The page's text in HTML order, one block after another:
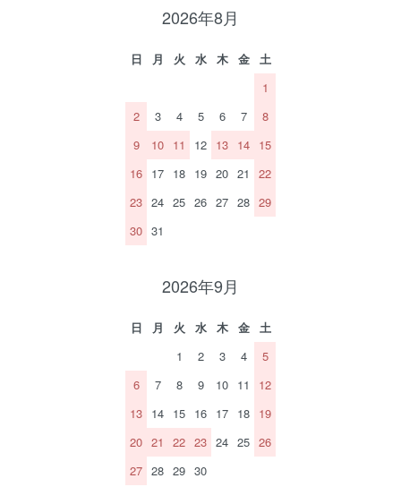
2026年8月
日 月 火 水 木 金
土
1
2
3 4 5 6 7
8
9
10 11 12 13 14 15
16 17 18 19 20 21
22
23 24 25 26 27 28 29
30 31
2026年9月
日 月 火 水 木 金
土
1
2 3 4
5
6
7 8 9 10 11
12
13 14 15 16 17 18 19
20 21 22 23 24 25 26
27 28 29 30